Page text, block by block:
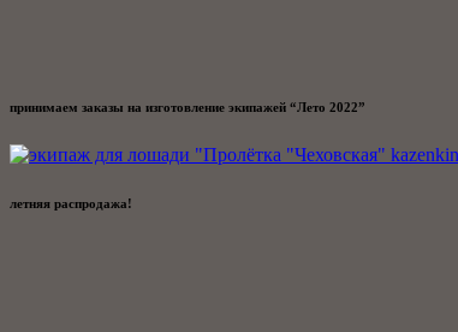
принимаем заказы на изготовление экипажей “Лето 2022”
летняя распродажа!